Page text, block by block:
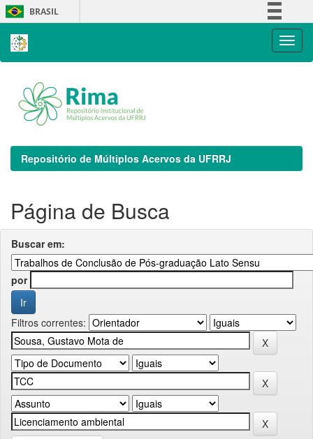
Skip
navigation
BRASIL
Repositório de Múltiplos Acervos da UFRRJ
Página de Busca
Buscar em:
por
Filtros correntes: